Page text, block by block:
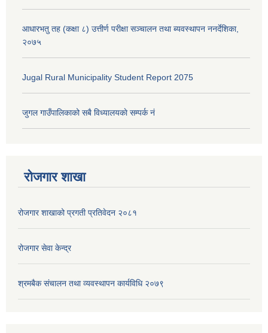
आधारभतु तह (कक्षा ८) उत्तीर्ण परीक्षा सञ्चालन तथा ब्यवस्थापन ननर्देशिका,
२०७५
Jugal Rural Municipality Student Report 2075
जुगल गाउँपालिकाको सबै विध्यालयकाे सम्पर्क नं
रोजगार शाखा
रोजगार शाखाको प्रगती प्रतिवेदन २०८१
रोजगार सेवा केन्द्र
श्रमबैक संचालन तथा व्यवस्थापन कार्यविधि २०७९